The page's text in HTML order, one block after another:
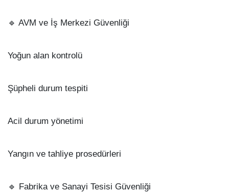
🔹 AVM ve İş Merkezi Güvenliği
Yoğun alan kontrolü
Şüpheli durum tespiti
Acil durum yönetimi
Yangın ve tahliye prosedürleri
🔹 Fabrika ve Sanayi Tesisi Güvenliği